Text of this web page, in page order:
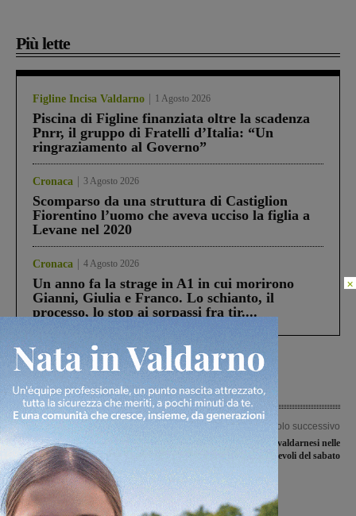
Più lette
Figline Incisa Valdarno 1 Agosto 2026
Piscina di Figline finanziata oltre la scadenza
Pnrr, il gruppo di Fratelli d’Italia: “Un
ringraziamento al Governo”
Cronaca 3 Agosto 2026
Scomparso da una struttura di Castiglion
Fiorentino l’uomo che aveva ucciso la figlia a
Levane nel 2020
Cronaca 4 Agosto 2026
Un anno fa la strage in A1 in cui morirono
Gianni, Giulia e Franco. Lo schianto, il
processo, lo stop ai sorpassi fra tir....
Articolo precedente
Investita e lasciata agonizzante.
Femmina di capriolo soccorsa da una
passante
Articolo successivo
I risultati delle valdarnesi nelle
amichevoli del sabato
×